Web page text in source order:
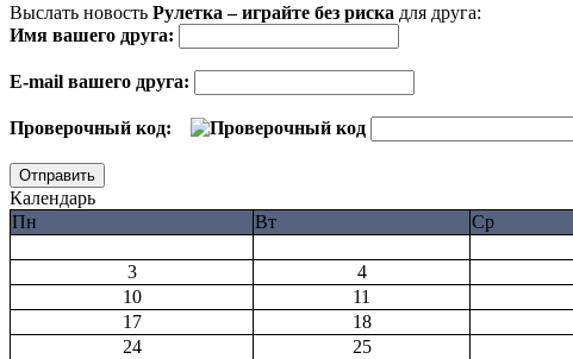
Выслать новость Рулетка – играйте без риска для друга:
Имя вашего друга:
E-mail вашего друга:
Проверочный код:
Календарь
Пн
Вт Ср
3
4
10
11
17
18
24
25